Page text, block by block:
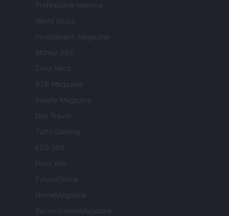
Professione mamma
World Music
Investimenti Magazine
Money 365
Zona Nerd
B2B Magazine
People Magazine
Day Travel
Tutto Gaming
ESG 365
Food Wiki
FuturoDonna
HomeMagazine
SecondHomeMagazine